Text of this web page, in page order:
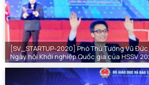
[SV_STARTUP-2020] Phó Thủ Tướng Vũ
Ngày hội Khởi nghiệp Quốc gia của HSSV